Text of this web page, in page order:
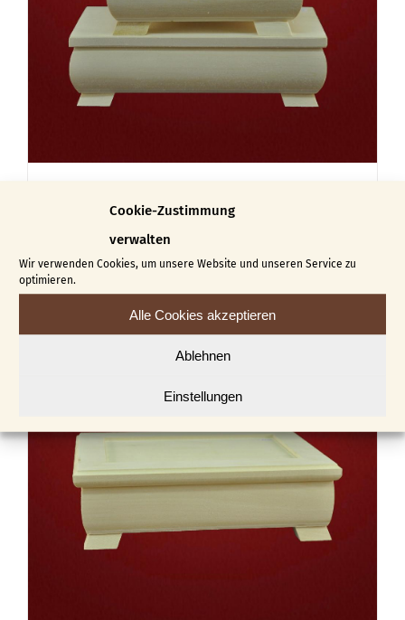
Cookie-Zustimmung
verwalten
Wir verwenden Cookies, um unsere Website und unseren Service zu
optimieren.
Alle Cookies akzeptieren
Ablehnen
Einstellungen
auf
der
Produktseite
14,00 €30,00
Ausführung wählenDieses
Produkt
weist
mehrere
Die
Optionen
können
auf
Details